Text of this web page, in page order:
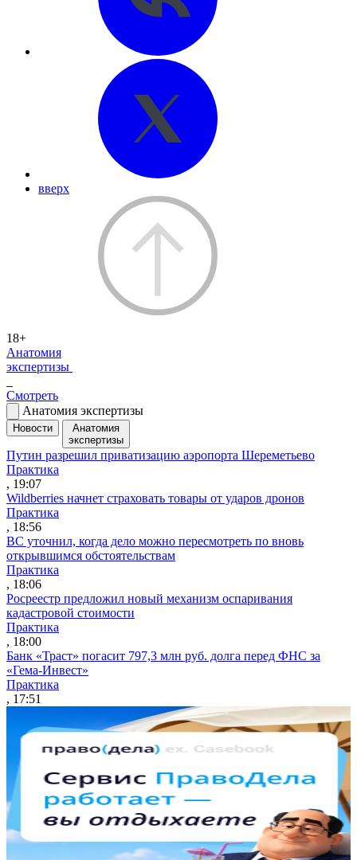
вверх
18+
Анатомия
экспертизы
Смотреть
Анатомия экспертизы
Новости
Анатомия
экспертизы
Путин разрешил приватизацию аэропорта Шереметьево
Практика
, 19:07
Wildberries начнет страховать товары от ударов дронов
Практика
, 18:56
ВС уточнил, когда дело можно пересмотреть по вновь
открывшимся обстоятельствам
Практика
, 18:06
Росреестр предложил новый механизм оспаривания
кадастровой стоимости
Практика
, 18:00
Банк «Траст» погасит 797,3 млн руб. долга перед ФНС за
«Гема-Инвест»
Практика
, 17:51